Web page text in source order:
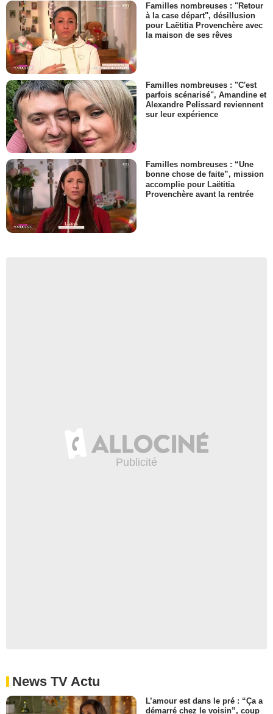
Familles nombreuses : "Retour
à la case départ", désillusion
pour Laëtitia Provenchère avec
la maison de ses rêves
Familles nombreuses : "C'est
parfois scénarisé", Amandine et
Alexandre Pelissard reviennent
sur leur expérience
Familles nombreuses : “Une
bonne chose de faite”, mission
accomplie pour Laëtitia
Provenchère avant la rentrée
News TV Actu
L’amour est dans le pré : “Ça a
démarré chez le voisin”, coup